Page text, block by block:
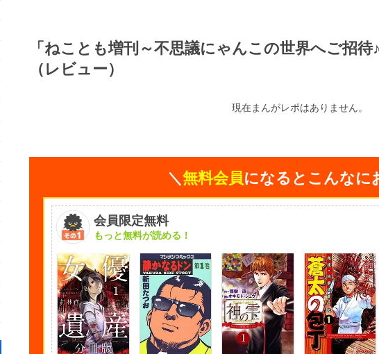
「ねことも増刊～不思議にゃんこの世界へご招
（レビュー）
現在まんがレポはありません。
＼無料会員になるとこんなに
会員限定無料
もっと無料が読める！